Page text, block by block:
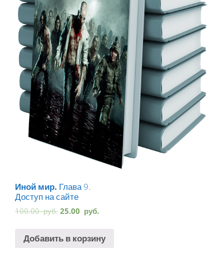
Иной мир. Глава 9.
Доступ на сайте
100.00руб. 25.00 руб.
Добавить в корзину